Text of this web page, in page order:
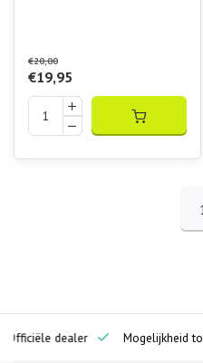
€20,00
€19,95
dealer Mogelijkheid tot